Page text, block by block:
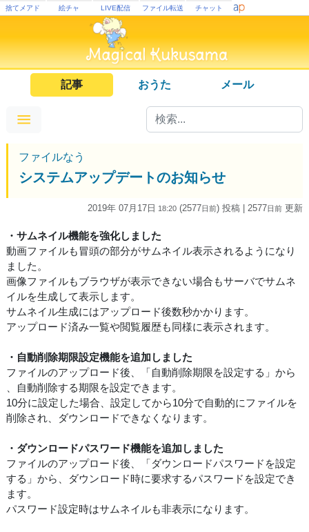
捨てメアド 絵チャ LIVE配信 ファイル転送 チャット
記事 おうた メール
ファイルなう
システムアップデートのお知らせ
2019年 07月17日 18:20 (2577日前) 投稿 | 2577日前 更新
・サムネイル機能を強化しました
動画ファイルも冒頭の部分がサムネイル表示されるようになり
ました。
画像ファイルもブラウザが表示できない場合もサーバでサムネ
イルを生成して表示します。
サムネイル生成にはアップロード後数秒かかります。
アップロード済み一覧や閲覧履歴も同様に表示されます。
・自動削除期限設定機能を追加しました
ファイルのアップロード後、「自動削除期限を設定する」から
、自動削除する期限を設定できます。
10分に設定した場合、設定してから10分で自動的にファイルを
削除され、ダウンロードできなくなります。
・ダウンロードパスワード機能を追加しました
ファイルのアップロード後、「ダウンロードパスワードを設定
する」から、ダウンロード時に要求するパスワードを設定でき
ます。
パスワード設定時はサムネイルも非表示になります。